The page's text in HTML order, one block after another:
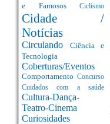
e Famosos Ciclismo
Cidade /
Notícias
Circulando Ciência e
Tecnologia
Coberturas/Eventos
Comportamento Concurso
Cuidados com a saúde
Cultura-Dança-
Teatro-Cinema
Curiosidades